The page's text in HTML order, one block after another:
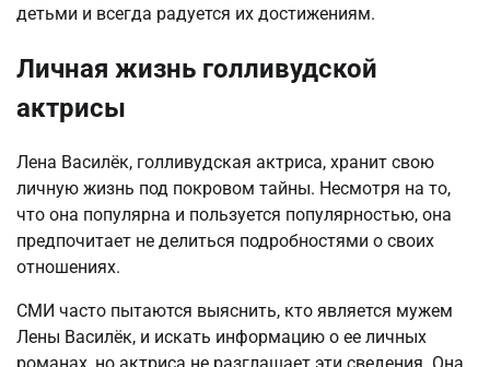
детьми и всегда радуется их достижениям.
Личная жизнь голливудской
актрисы
Лена Василёк, голливудская актриса, хранит свою
личную жизнь под покровом тайны. Несмотря на то,
что она популярна и пользуется популярностью, она
предпочитает не делиться подробностями о своих
отношениях.
СМИ часто пытаются выяснить, кто является мужем
Лены Василёк, и искать информацию о ее личных